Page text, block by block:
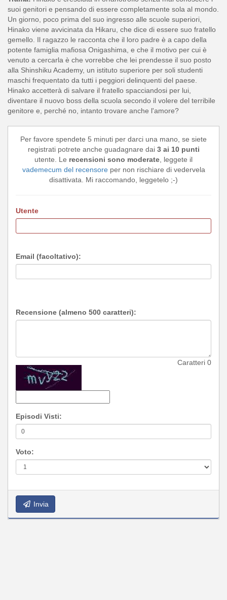
suoi genitori e pensando di essere completamente sola al mondo.
Un giorno, poco prima del suo ingresso alle scuole superiori,
Hinako viene avvicinata da Hikaru, che dice di essere suo fratello
gemello. Il ragazzo le racconta che il loro padre è a capo della
potente famiglia mafiosa Onigashima, e che il motivo per cui è
venuto a cercarla è che vorrebbe che lei prendesse il suo posto
alla Shinshiku Academy, un istituto superiore per soli studenti
maschi frequentato da tutti i peggiori delinquenti del paese.
Hinako accetterà di salvare il fratello spacciandosi per lui,
diventare il nuovo boss della scuola secondo il volere del terribile
genitore e, perché no, intanto trovare anche l'amore?
Per favore spendete 5 minuti per darci una mano, se siete
registrati potrete anche guadagnare dai 3 ai 10 punti
utente. Le recensioni sono moderate, leggete il
vademecum del recensoreper non rischiare di vedervela
disattivata. Mi raccomando, leggetelo ;-)
Utente
Email (facoltativo):
Recensione (almeno 500 caratteri):
Caratteri 0
Episodi Visti:
Voto:
Invia